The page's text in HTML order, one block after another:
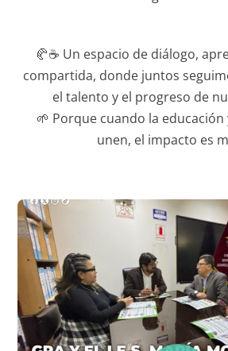
🥐☕ Un espacio de diálogo,
compartida, donde juntos
el talento y el progreso de
🌱 Porque cuando la educación
unen, el impacto es